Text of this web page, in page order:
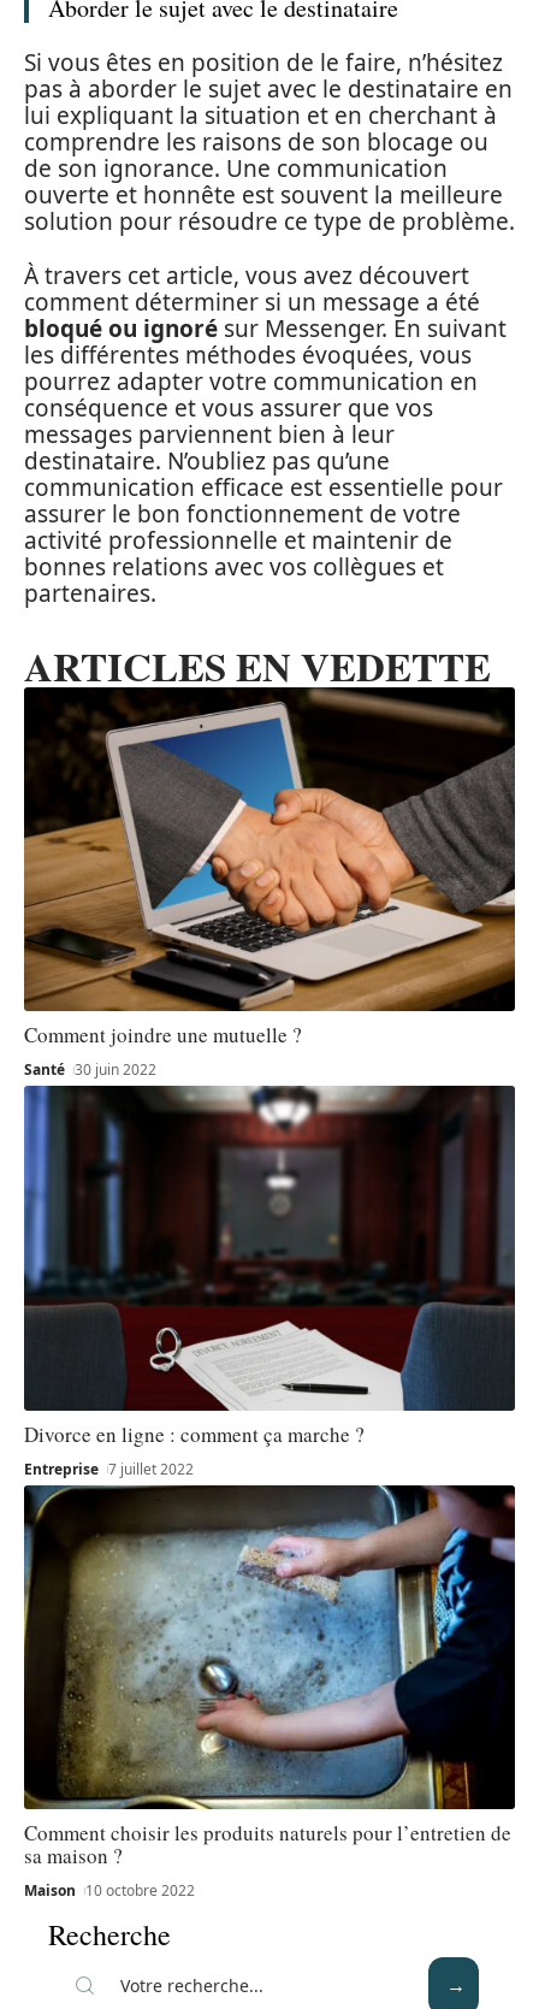
Aborder le sujet avec le destinataire
Si vous êtes en position de le faire, n’hésitez
pas à aborder le sujet avec le destinataire en
lui expliquant la situation et en cherchant à
comprendre les raisons de son blocage ou
de son ignorance. Une communication
ouverte et honnête est souvent la meilleure
solution pour résoudre ce type de problème.
À travers cet article, vous avez découvert
comment déterminer si un message a été
bloqué ou ignoré sur Messenger. En suivant
les différentes méthodes évoquées, vous
pourrez adapter votre communication en
conséquence et vous assurer que vos
messages parviennent bien à leur
destinataire. N’oubliez pas qu’une
communication efficace est essentielle pour
assurer le bon fonctionnement de votre
activité professionnelle et maintenir de
bonnes relations avec vos collègues et
partenaires.
ARTICLES EN VEDETTE
Comment joindre une mutuelle ?
Santé 30 juin 2022
Divorce en ligne : comment ça marche ?
Entreprise 7 juillet 2022
Comment choisir les produits naturels pour l’entretien de
sa maison ?
Maison 10 octobre 2022
Recherche